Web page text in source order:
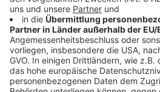
Anzeige